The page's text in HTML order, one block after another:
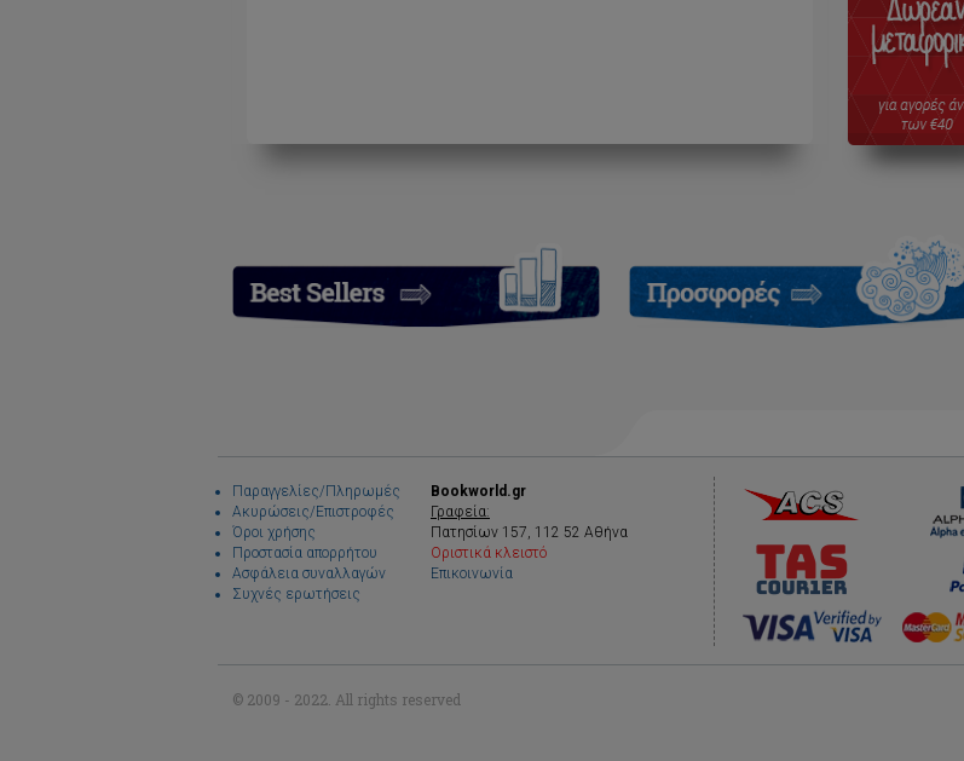
Παραγγελίες/Πληρωμές
Ακυρώσεις/Επιστροφές
Όροι χρήσης
Προστασία απορρήτου
Ασφάλεια συναλλαγών
Συχνές ερωτήσεις
Bookworld.gr
Γραφεία:
Πατησίων 157, 112 52 Αθήνα
Οριστικά κλειστό
Επικοινωνία
© 2009 - 2022. All rights reserved